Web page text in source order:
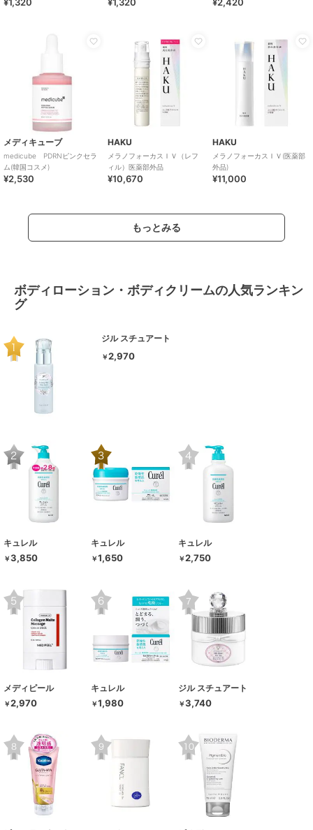
メディキューブ
medicube PDRNピンクセラ
ム(韓国コスメ)
¥2,530
HAKU
メラノフォーカスＩＶ（レフ
ィル）医薬部外品
¥10,670
HAKU
メラノフォーカスＩＶ(医薬部
外品)
¥11,000
もっとみる
ボディローション・ボディクリームの人気ランキン
グ
ジル スチュアート
￥2,970
キュレル
￥3,850
キュレル
￥1,650
キュレル
￥2,750
メディピール
￥2,970
キュレル
￥1,980
ジル スチュアート
￥3,740